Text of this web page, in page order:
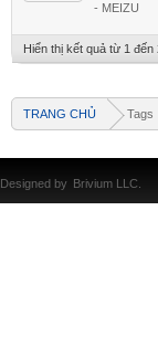
- MEIZU
Hiển thị kết quả từ 1 đến
TRANG CHỦ Tags
Designed by Brivium LLC.